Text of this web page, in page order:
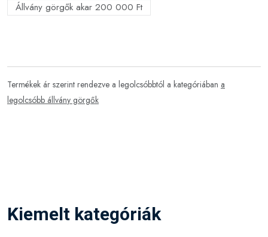
Állvány görgők akar 200 000 Ft
Termékek ár szerint rendezve a legolcsóbbtól a kategóriában a
legolcsóbb állvány görgők
Kiemelt kategóriák